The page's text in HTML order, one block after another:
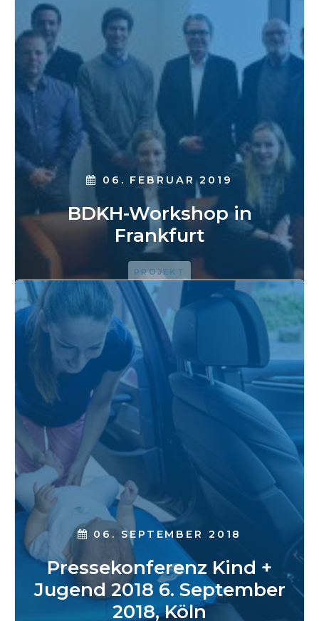
06. FEBRUAR 2019
BDKH-Workshop in
Frankfurt
PROJEKT
06. SEPTEMBER 2018
Pressekonferenz Kind +
Jugend 2018 6. September
2018, Köln